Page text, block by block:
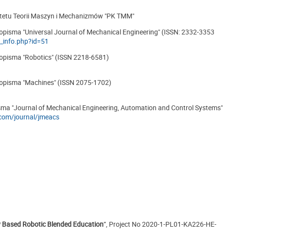
Teorii Maszyn i Mechanizmów "PK TMM"
"Universal Journal of Mechanical Engineering" (ISSN: 2332-3353
"Robotics" (ISSN 2218-6581)
"Machines" (ISSN 2075-1702)
"Journal of Mechanical Engineering, Automation and Control Systems"
journal/jmeacs
Robotic Blended Education”, Project No 2020-1-PL01-KA226-HE-